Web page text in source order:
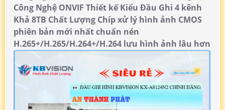
Công Nghệ ONVIF Thiết kế Kiểu Đầu Ghi 4 kênh
Khả 8TB Chất Lượng Chíp xử lý hình ảnh CMOS
phiên bản mới nhất chuẩn nén
H.265+/H.265/H.264+/H.264 lưu hình ảnh lâu hơn